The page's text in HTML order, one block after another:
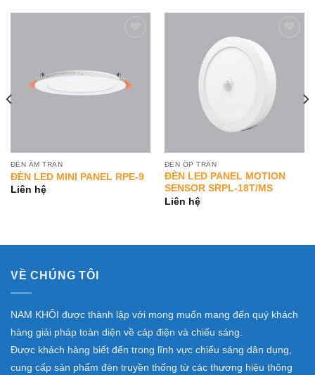
ĐÈN ÂM TRẦN
ĐÈN LED MINI PANEL RPE-9
Liên hệ
Wishlist
ĐÈN ỐP TRẦN
ĐÈN LED PANEL MOTION
SENSOR SRPL-18T/MS
Liên hệ
VỀ CHÚNG TÔI
NAM KHÔI được thành lập với mong muốn mang đến quý khách
hàng giải pháp toàn diện về cáp điện và chiếu sáng.
Được khách hàng biết đến trong lĩnh vực chiếu sáng dân dụng,
cung cấp sản phẩm đèn truyền thống từ các thương hiệu thông